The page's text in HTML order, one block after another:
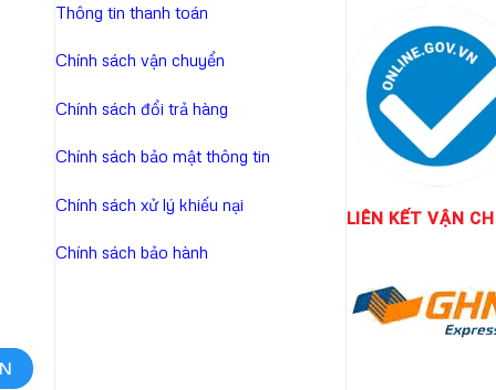
Thông tin thanh toán
Chính sách vận chuyển
Chính sách đổi trả hàng
Chính sách bảo mật thông tin
Chính sách xử lý khiếu nại
Chính sách bảo hành
LIÊN KẾTVẬN